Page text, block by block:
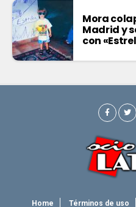
Mora
Madrid y
con
Home Términos de uso